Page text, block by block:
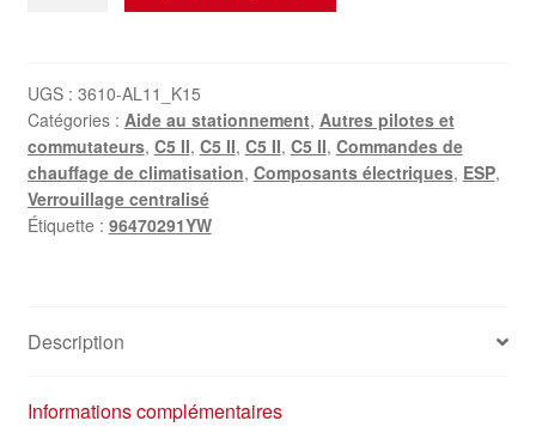
de
commande
de
climatisation
Citroën
C5
UGS : 3610-AL11_K15
Catégories : Aide au stationnement, Autres pilotes et
commutateurs, C5 II, C5 II, C5 II, C5 II, Commandes de
chauffage de climatisation, Composants électriques, ESP,
Verrouillage centralisé
Étiquette : 96470291YW
Description
Informations complémentaires